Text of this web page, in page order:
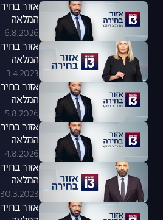
המלאה
6.8.2026
המלאה
3.4.2023
המלאה
5.8.2026
המלאה
4.8.2026
המלאה
30.3.2023